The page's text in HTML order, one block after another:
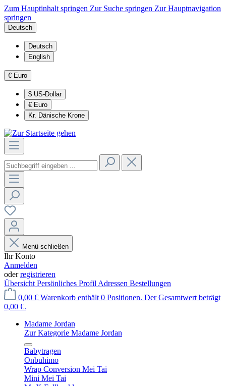
Zum Hauptinhalt springen Zur Suche springen Zur Hauptnavigation
springen
Deutsch
Deutsch
English
€ Euro
$ US-Dollar
€ Euro
Kr. Dänische Krone
Menü schließen
Ihr Konto
Anmelden
oderregistrieren
Übersicht Persönliches Profil Adressen Bestellungen
0,00 € Warenkorb enthält 0 Positionen. Der Gesamtwert beträgt
0,00 €.
Madame Jordan
Zur Kategorie Madame Jordan
Babytragen
Onbuhimo
Wrap Conversion Mei Tai
Mini Mei Tai